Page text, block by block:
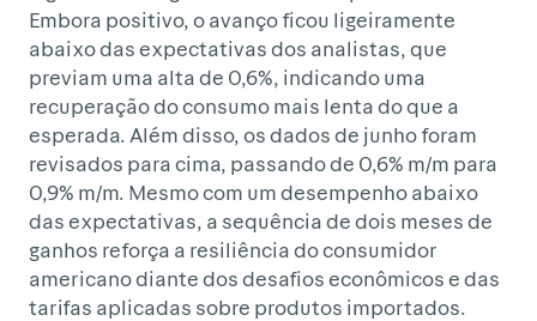
Embora positivo, o avanço ficou ligeiramente
abaixo das expectativas dos analistas, que
previam uma alta de 0,6%, indicando uma
recuperação do consumo mais lenta do que a
esperada. Além disso, os dados de junho foram
revisados para cima, passando de 0,6% m/m para
0,9% m/m. Mesmo com um desempenho abaixo
das expectativas, a sequência de dois meses de
ganhos reforça a resiliência do consumidor
americano diante dos desafios econômicos e das
tarifas aplicadas sobre produtos importados.